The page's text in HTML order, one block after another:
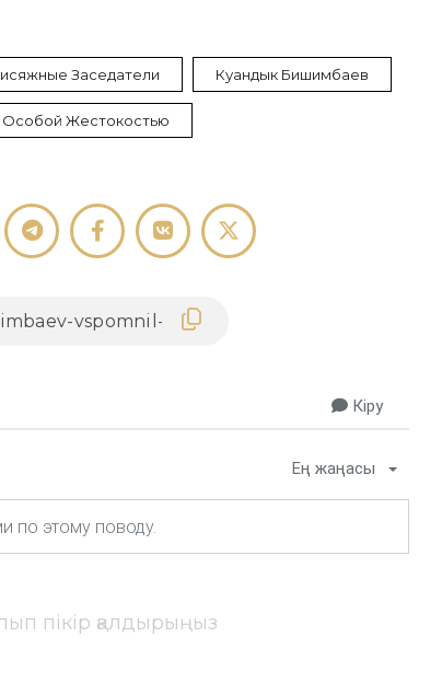
Заседатели Куандык Бишимбаев
Особой Жестокостью
Кіру
Ең жаңасы
пікір қалдырыңыз